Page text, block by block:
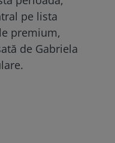
pe lista
premium,
de Gabriela